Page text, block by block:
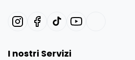
I nostri Servizi